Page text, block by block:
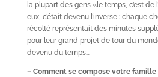
la plupart des gens «le temps, c’est de
eux, c’était devenu l’inverse : chaque
récolté représentait des minutes
pour leur grand projet de tour du
devenu du temps…
– Comment se compose votre famille